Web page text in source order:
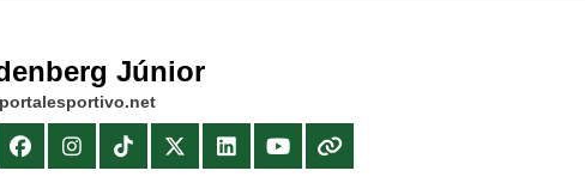
Júnior